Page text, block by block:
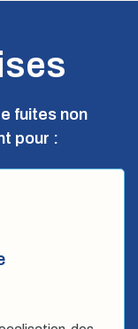
fuites non
pour :